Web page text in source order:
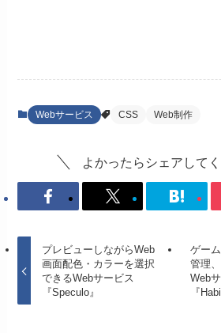
Webサービス CSS Web制作
よかったらシェアしてく
プレビューしながらWeb
画面配色・カラーを選択
できるWebサービス
『Speculo』
ゲー
管理
Web
『